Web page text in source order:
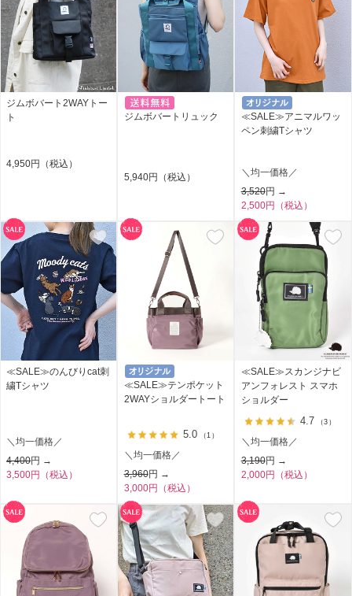
ジムボバート2WAYトー
ト
4,950円（税込）
ジムボバートリュック
5,940円（税込）
≪SALE≫アニマルワッ
ペン刺繍Tシャツ
＼均一価格／
3,520円 →
2,500円（税込）
≪SALE≫のんびりcat刺
繍Tシャツ
＼均一価格／
4,400円 →
3,500円（税込）
≪SALE≫テンポケット
2WAYショルダートート
5.0 （1）
＼均一価格／
3,960円 →
3,000円（税込）
≪SALE≫スカンジナビ
アンフォレスト スマホ
ショルダー
4.7 （3）
＼均一価格／
3,190円 →
2,000円（税込）